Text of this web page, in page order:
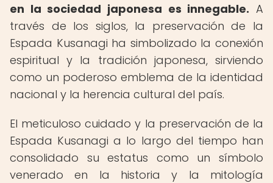
en la sociedad japonesa es innegable. A
través de los siglos, la preservación de la
Espada Kusanagi ha simbolizado la conexión
espiritual y la tradición japonesa, sirviendo
como un poderoso emblema de la identidad
nacional y la herencia cultural del país.
El meticuloso cuidado y la preservación de la
Espada Kusanagi a lo largo del tiempo han
consolidado su estatus como un símbolo
venerado en la historia y la mitología